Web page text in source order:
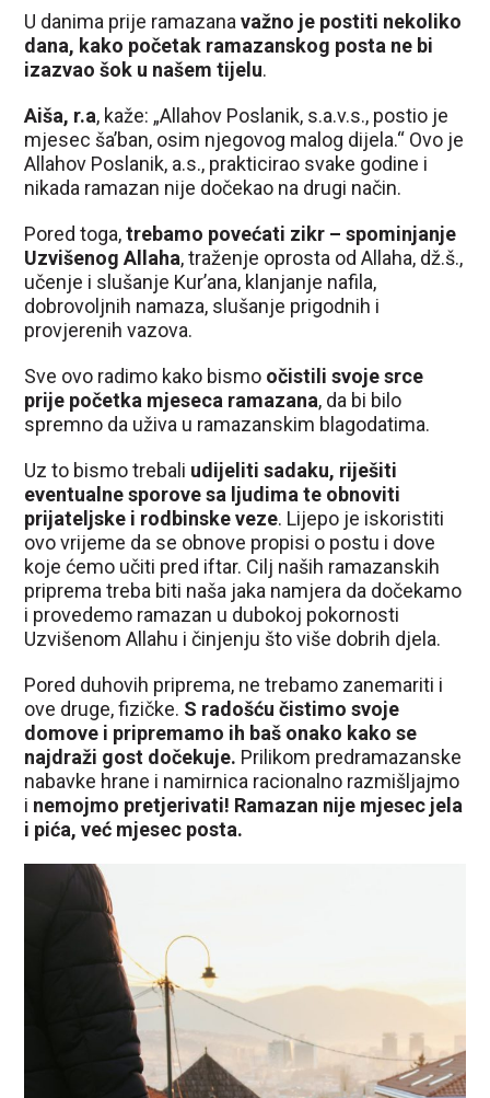
U danima prije ramazanavažno je postiti nekoliko
dana, kako početak ramazanskog posta ne bi
izazvao šok u našem tijelu.
Aiša, r.a, kaže: „Allahov Poslanik, s.a.v.s., postio je
mjesec ša’ban, osim njegovog malog dijela.“ Ovo je
Allahov Poslanik, a.s., prakticirao svake godine i
nikada ramazan nije dočekao na drugi način.
Pored toga,trebamo povećati zikr – spominjanje
Uzvišenog Allaha, traženje oprosta od Allaha, dž.š.,
učenje i slušanje Kur’ana, klanjanje nafila,
dobrovoljnih namaza, slušanje prigodnih i
provjerenih vazova.
Sve ovo radimo kako bismo očistili svoje srce
prije početka mjeseca ramazana, da bi bilo
spremno da uživa u ramazanskim blagodatima.
Uz to bismo trebali udijeliti sadaku, riješiti
eventualne sporove sa ljudima te obnoviti
prijateljske i rodbinske veze. Lijepo je iskoristiti
ovo vrijeme da se obnove propisi o postu i dove
koje ćemo učiti pred iftar. Cilj naših ramazanskih
priprema treba biti naša jaka namjera da dočekamo
i provedemo ramazan u dubokoj pokornosti
Uzvišenom Allahu i činjenju što više dobrih djela.
Pored duhovih priprema, ne trebamo zanemariti i
ove druge, fizičke. S radošću čistimo svoje
domove i pripremamo ih baš onako kako se
najdraži gost dočekuje. Prilikom predramazanske
nabavke hrane i namirnica racionalno razmišljajmo
i nemojmo pretjerivati! Ramazan nije mjesec jela
i pića, već mjesec posta.